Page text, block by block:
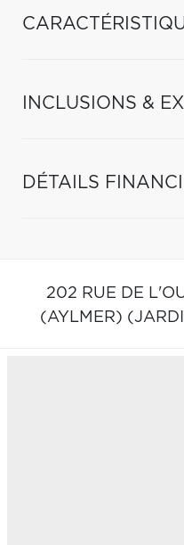
INCLUSIONS &
DÉTAILS
202 RUE DE
(AYLMER)